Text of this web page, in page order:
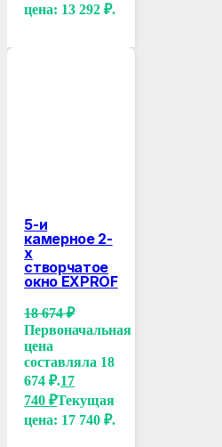
цена: 13 292 ₽.
5-и
камерное 2-
х
створчатое
окно EXPROF
18 674₽
Первоначальная
цена
составляла 18
674 ₽.17
740₽Текущая
цена: 17 740 ₽.